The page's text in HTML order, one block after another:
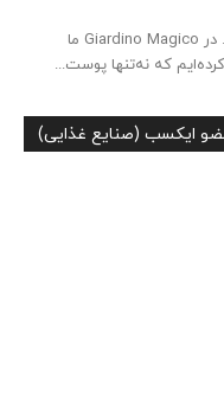
هر عطر یک داستان است، هر بو یک احساس. در Giardino Magico ما
که نه‌تنها پوست...
ایکسب (صنایع غذایی)